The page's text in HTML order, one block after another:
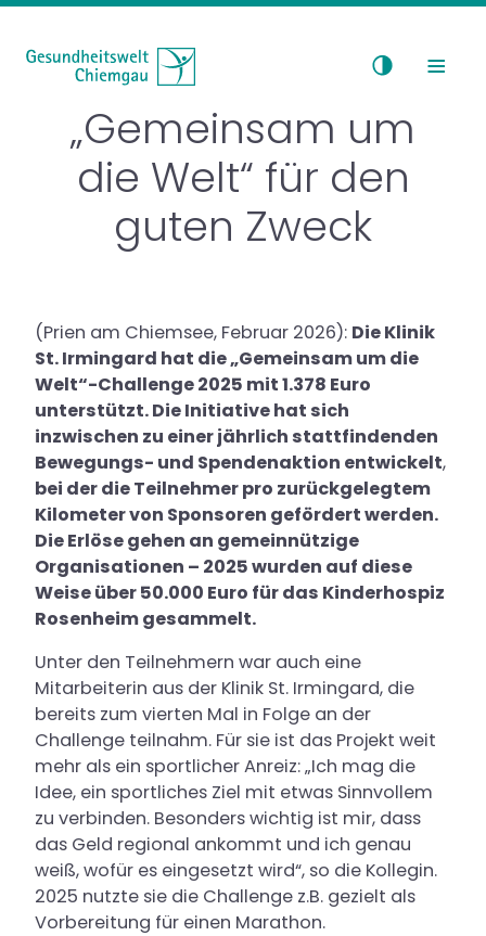
Skip to content
Toggle
Bildung & Kultur
Investor Relations
Über uns
Kontakt & Anfahrt
Karriere
„Gemeinsam um
die Welt“ für den
guten Zweck
(Prien am Chiemsee, Februar 2026): Die Klinik
St. Irmingard hat die „Gemeinsam um die
Welt“-Challenge 2025 mit 1.378 Euro
unterstützt. Die Initiative hat sich
inzwischen zu einer jährlich stattfindenden
Bewegungs- und Spendenaktion entwickelt,
bei der die Teilnehmer pro zurückgelegtem
Kilometer von Sponsoren gefördert werden.
Die Erlöse gehen an gemeinnützige
Organisationen – 2025 wurden auf diese
Weise über 50.000 Euro für das Kinderhospiz
Rosenheim gesammelt.
Unter den Teilnehmern war auch eine
Mitarbeiterin aus der Klinik St. Irmingard, die
bereits zum vierten Mal in Folge an der
Challenge teilnahm. Für sie ist das Projekt weit
mehr als ein sportlicher Anreiz: „Ich mag die
Idee, ein sportliches Ziel mit etwas Sinnvollem
zu verbinden. Besonders wichtig ist mir, dass
das Geld regional ankommt und ich genau
weiß, wofür es eingesetzt wird“, so die Kollegin.
2025 nutzte sie die Challenge z.B. gezielt als
Vorbereitung für einen Marathon.